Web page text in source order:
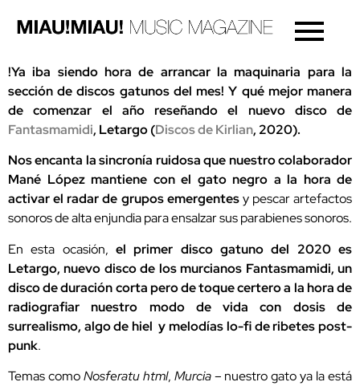
!Ya iba siendo hora de arrancar la maquinaria para la
sección de discos gatunos del mes! Y qué mejor manera
de comenzar el año reseñando el nuevo disco de
Fantasmamidi, Letargo (Discos de Kirlian, 2020).
Nos encanta la sincronía ruidosa que nuestro colaborador
Mané López mantiene con el gato negro a la hora de
activar el radar de grupos emergentesy pescar artefactos
sonoros de alta enjundia para ensalzar sus parabienes sonoros.
En esta ocasión, el primer disco gatuno del 2020 es
Letargo, nuevo disco de los murcianos Fantasmamidi, un
disco de duración corta pero de toque certero a la hora de
radiografiar nuestro modo de vida con dosis de
surrealismo, algo de hiel y melodías lo-fi de ribetes post-
punk.
Temas comoNosferatu html, Murcia– nuestro gato ya la está